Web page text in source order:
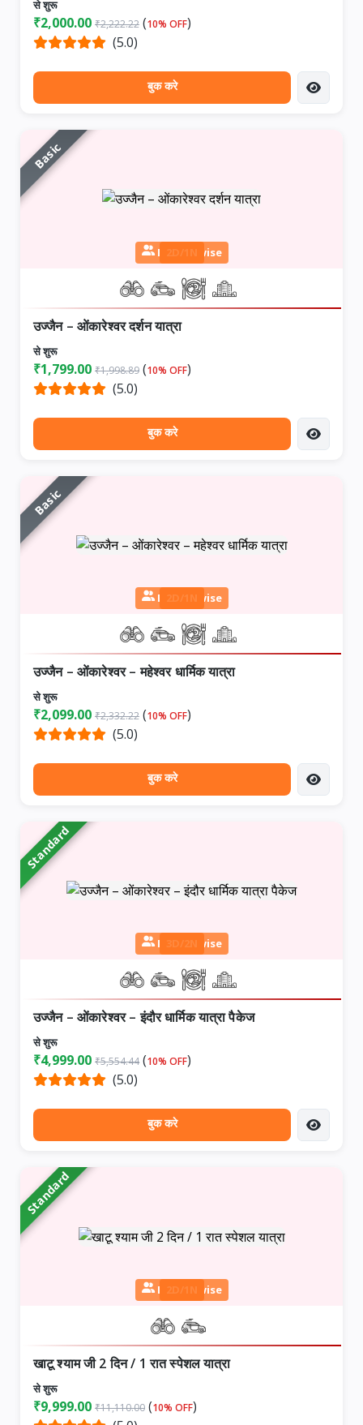
से शुरू
₹2,000.00 ₹2,222.22 (10% OFF)
(5.0)
बुक करे
Basic
Person wise
2D/1N
उज्जैन – ओंकारेश्वर दर्शन यात्रा
से शुरू
₹1,799.00 ₹1,998.89 (10% OFF)
(5.0)
बुक करे
Basic
Person wise
2D/1N
उज्जैन – ओंकारेश्वर – महेश्वर धार्मिक यात्रा
से शुरू
₹2,099.00 ₹2,332.22 (10% OFF)
(5.0)
बुक करे
Standard
Person wise
3D/2N
उज्जैन – ओंकारेश्वर – इंदौर धार्मिक यात्रा पैकेज
से शुरू
₹4,999.00 ₹5,554.44 (10% OFF)
(5.0)
बुक करे
Standard
Person wise
2D/1N
खाटू श्याम जी 2 दिन / 1 रात स्पेशल यात्रा
से शुरू
₹9,999.00 ₹11,110.00 (10% OFF)